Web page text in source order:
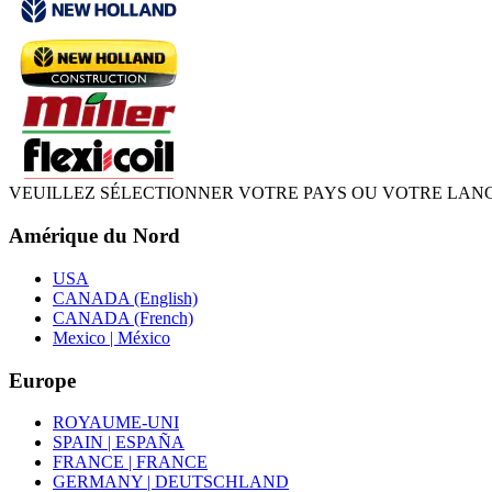
VEUILLEZ SÉLECTIONNER VOTRE PAYS OU VOTRE
Amérique du Nord
USA
CANADA (English)
CANADA (French)
Mexico | México
Europe
ROYAUME-UNI
SPAIN | ESPAÑA
FRANCE | FRANCE
GERMANY | DEUTSCHLAND